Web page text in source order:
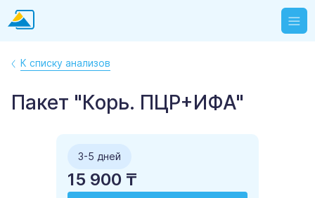
К списку анализов
Пакет "Корь. ПЦР+ИФА"
3-5 дней
15 900 ₸